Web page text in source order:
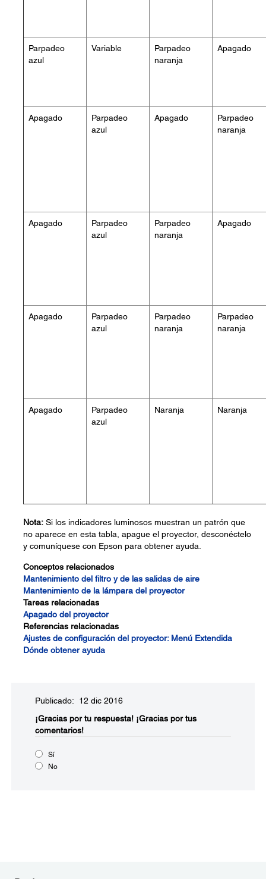
Parpadeo
azul
Variable
Parpadeo
naranja
Apagado
Apagado
Parpadeo
azul
Apagado
Parpadeo
naranja
Apagado
Parpadeo
azul
Parpadeo
naranja
Apagado
Apagado
Parpadeo
azul
Parpadeo
naranja
Parpadeo
naranja
Apagado
Parpadeo
azul
Naranja Naranja
Nota: Si los indicadores luminosos muestran un patrón que
no aparece en esta tabla, apague el proyector, desconéctelo
y comuníquese con Epson para obtener ayuda.
Conceptos relacionados
Mantenimiento del filtro y de las salidas de aire
Mantenimiento de la lámpara del proyector
Tareas relacionadas
Apagado del proyector
Referencias relacionadas
Ajustes de configuración del proyector: Menú Extendida
Dónde obtener ayuda
Publicado: 12 dic 2016
¡Gracias por tu respuesta! ¡Gracias por tus
comentarios!
Sí
No